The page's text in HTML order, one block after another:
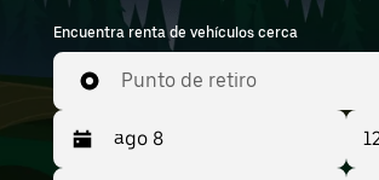
eléctricos y sedanes hasta SUV,
vehículos aptos para personas que
y para grupos de hasta 7 personas.
hora y la ubicación (por ejemplo,
y Costilla International Airport) para
autos en renta cerca de ti.
Encuentra renta de vehículos cerca
Punto de retiro